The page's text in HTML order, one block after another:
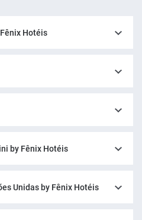
Hotéis
by Fênix Hotéis
Unidas by Fênix Hotéis